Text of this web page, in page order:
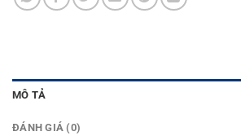
MÔ TẢ
ĐÁNH GIÁ (0)